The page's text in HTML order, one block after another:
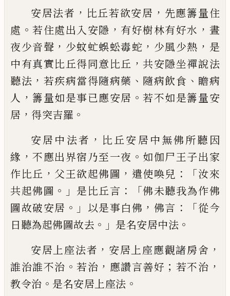
安居法者 ， 比丘若欲安居 ， 先應籌量住
處 。若住處出入安隱 ， 有好樹林有好水 ， 晝
夜少音聲 ， 少蚊虻蜈蚣毒蛇 ， 少風少熱 ， 是
中有真實比丘得同意比丘 ，共安隱坐禪說法
聽法 ， 若疾病當得隨病藥 、 隨病飲食 、 瞻病
人 ， 籌量如是事已應安居 。若不如是籌量安
居 ， 得突吉羅 。
安居中法者 ， 比丘安居中無佛所聽因
緣 ，不應出界宿乃至一夜 。 如伽尸王子出家
作比丘 ， 父王欲起佛圖 ， 遣使喚兒 ：「汝來
共起佛圖 。」 是比丘言 ：「佛未聽我為作佛
圖故破安居 。」 以是事白佛 ， 佛言 ：「從今
日聽為起佛圖故去 。」 是名安居中法 。
安居上座法者 ， 安居上座應觀諸房舍 ，
誰治誰不治 。若治 ， 應讚言善好 ； 若不治 ，
教令治 。 是名安居上座法 。